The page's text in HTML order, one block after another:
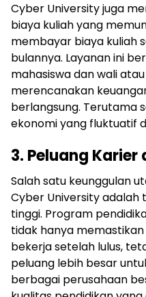
Cyber University juga
biaya kuliah yang
membayar biaya kuliah
bulannya. Layanan ini
mahasiswa dan wali
merencanakan
berlangsung. Terutama
ekonomi yang fluktuatif
3. Peluang
Salah satu keunggulan
Cyber University adalah
tinggi. Program
tidak hanya
bekerja setelah lulus,
peluang lebih besar
berbagai perusahaan